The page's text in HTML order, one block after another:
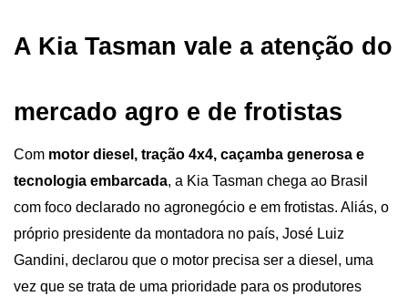
A Kia Tasman vale a atenção do
mercado agro e de frotistas
Com motor diesel, tração 4x4, caçamba generosa e
tecnologia embarcada, a Kia Tasman chega ao Brasil
com foco declarado no agronegócio e em frotistas. Aliás, o
próprio presidente da montadora no país, José Luiz
Gandini, declarou que o motor precisa ser a diesel, uma
vez que se trata de uma prioridade para os produtores